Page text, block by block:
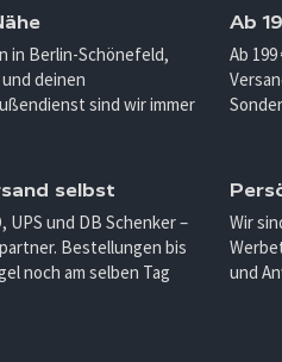
in Berlin-Schönefeld,
deinen
sind wir immer
Ab
Ab
selbst
UPS und DB Schenker –
Bestellungen bis
noch am selben Tag
Wir
und